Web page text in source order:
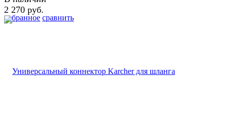
избранное сравнить
2 270 руб.